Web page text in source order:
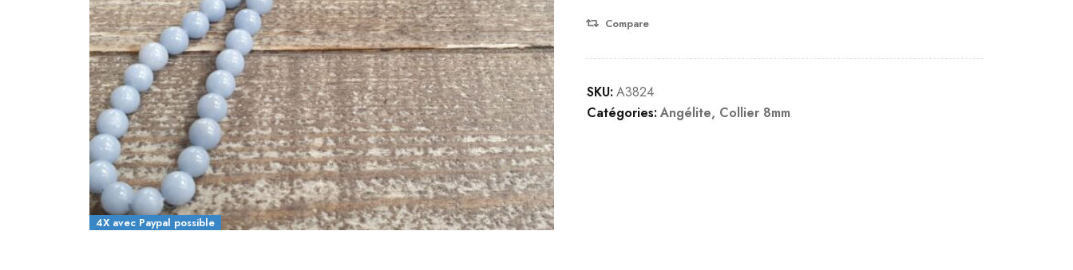
4X avec Paypal possible
Compare
SKU: A3824
Catégories: Angélite, Collier 8mm